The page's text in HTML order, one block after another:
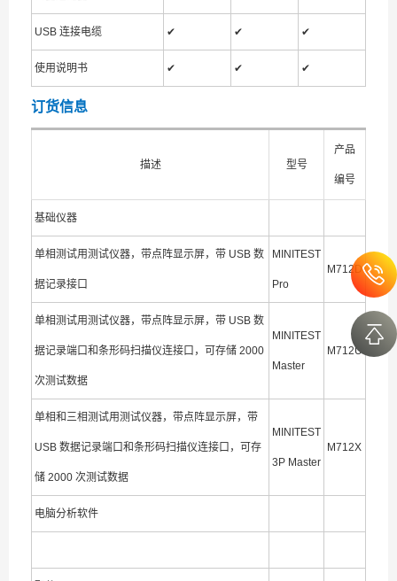
USB 连接电缆 ✔ ✔ ✔
使用说明书 ✔ ✔ ✔
订货信息
描述 型号
产品
编号
基础仪器
单相测试用测试仪器，带点阵显示屏，带 USB 数
据记录接口
MINITEST
Pro
M712D
单相测试用测试仪器，带点阵显示屏，带 USB 数
据记录端口和条形码扫描仪连接口，可存储 2000
次测试数据
MINITEST
Master
M712U
单相和三相测试用测试仪器，带点阵显示屏，带
USB 数据记录端口和条形码扫描仪连接口，可存
储 2000 次测试数据
MINITEST
3P Master
M712X
电脑分析软件